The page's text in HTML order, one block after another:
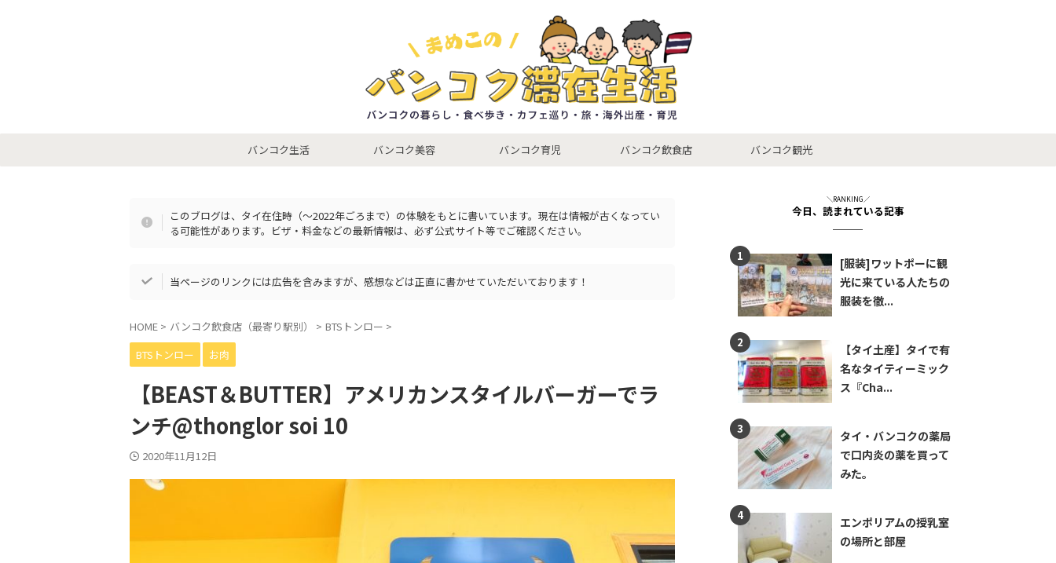
バンコク生活 バンコク美容 バンコク育児 バンコク飲食店 バンコク観光
このブログは、タイ在住時（〜2022年ごろまで）の体験をもとに書いています。現在は情報が古くなってい
る可能性があります。ビザ・料金などの最新情報は、必ず公式サイト等でご確認ください。
当ページのリンクには広告を含みますが、感想などは正直に書かせていただいております！
HOME > バンコク飲食店（最寄り駅別） > BTSトンロー >
BTSトンロー
お肉
【BEAST＆BUTTER】アメリカンスタイルバーガーでラ
ンチ@thonglor soi 10
2020年11月12日
＼RANKING／
今日、読まれている記事
[服装]ワットポーに観
光に来ている人たちの
服装を徹...
【タイ土産】タイで有
名なタイティーミック
ス『Cha...
タイ・バンコクの薬局
で口内炎の薬を買って
みた。
エンポリアムの授乳室
の場所と部屋